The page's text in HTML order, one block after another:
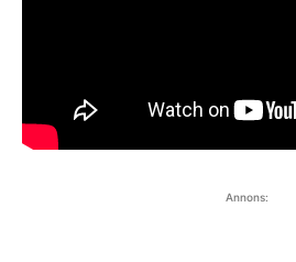
Annons: